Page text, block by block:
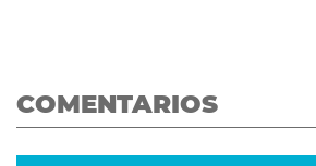
COMENTARIOS